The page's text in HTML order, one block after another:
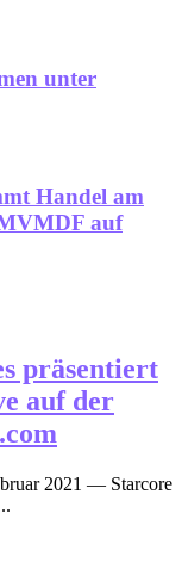
unter
Handel am
auf
präsentiert
auf der
2021 — Starcore